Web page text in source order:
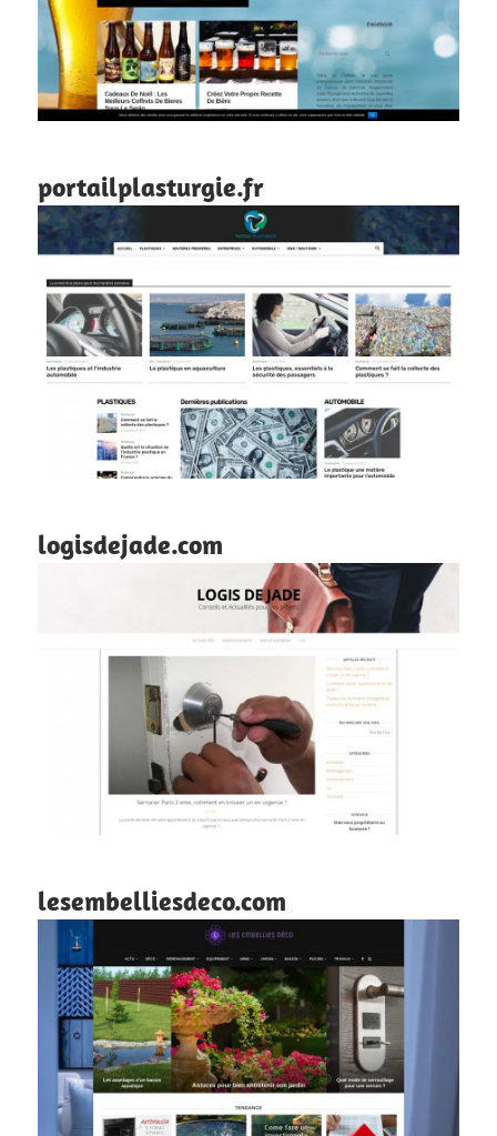
portailplasturgie.fr
logisdejade.com
lesembelliesdeco.com